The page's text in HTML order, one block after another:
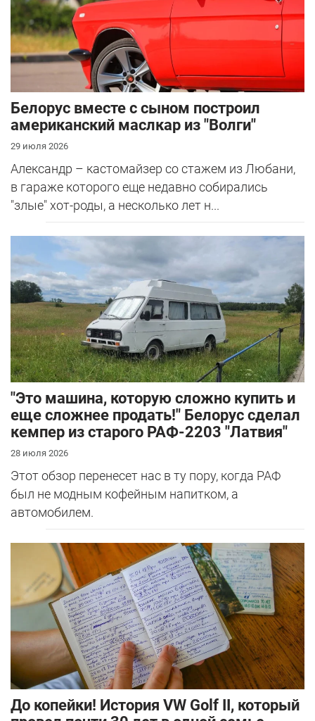
Белорус вместе с сыном построил
американский маслкар из "Волги"
29 июля 2026
Александр – кастомайзер со стажем из Любани,
в гараже которого еще недавно собирались
"злые" хот-роды, а несколько лет н...
"Это машина, которую сложно купить и
еще сложнее продать!" Белорус сделал
кемпер из старого РАФ-2203 "Латвия"
28 июля 2026
Этот обзор перенесет нас в ту пору, когда РАФ
был не модным кофейным напитком, а
автомобилем.
До копейки! История VW Golf II, который